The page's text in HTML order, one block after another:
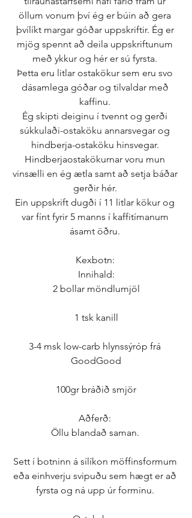
öllum vonum því ég er búin að gera
þvílíkt margar góðar uppskriftir. Ég er
mjög spennt að deila uppskriftunum
með ykkur og hér er sú fyrsta.
Þetta eru litlar ostakökur sem eru svo
dásamlega góðar og tilvaldar með
kaffinu.
Ég skipti deiginu í tvennt og gerði
súkkulaði-ostaköku annarsvegar og
hindberja-ostaköku hinsvegar.
Hindberjaostakökurnar voru mun
vinsælli en ég ætla samt að setja báðar
gerðir hér.
Ein uppskrift dugði í 11 litlar kökur og
var fínt fyrir 5 manns í kaffitímanum
ásamt öðru.
Kexbotn:
Innihald:
2 bollar möndlumjöl
1 tsk kanill
3-4 msk low-carb hlynssýróp frá
GoodGood
100gr bráðið smjör
Aðferð:
Öllu blandað saman.
Sett í botninn á sílíkon möffinsformum
eða einhverju svipuðu sem hægt er að
fyrsta og ná upp úr forminu.